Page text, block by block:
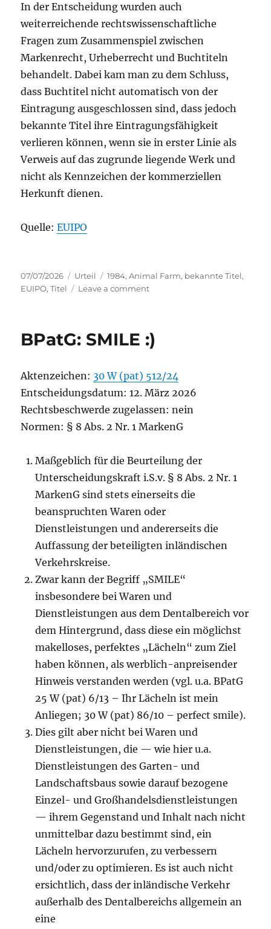
In der Entscheidung wurden auch
weiterreichende rechtswissenschaftliche
Fragen zum Zusammenspiel zwischen
Markenrecht, Urheberrecht und Buchtiteln
behandelt. Dabei kam man zu dem Schluss,
dass Buchtitel nicht automatisch von der
Eintragung ausgeschlossen sind, dass jedoch
bekannte Titel ihre Eintragungsfähigkeit
verlieren können, wenn sie in erster Linie als
Verweis auf das zugrunde liegende Werk und
nicht als Kennzeichen der kommerziellen
Herkunft dienen.
Quelle:EUIPO
Posted
on
07/07/2026 Categories
Urteil Tags
1984,Animal Farm, bekannte Titel,
EUIPO,Titel Leave a commenton
und
1984
Entscheidung
für
Titel
BPatG: SMILE :)
Aktenzeichen: 30 W (pat) 512/24
Entscheidungsdatum: 12. März 2026
Rechtsbeschwerde zugelassen: nein
Normen: § 8 Abs. 2 Nr. 1 MarkenG
Maßgeblich für die Beurteilung der
Unterscheidungskraft i.S.v. § 8 Abs. 2 Nr. 1
MarkenG sind stets einerseits die
beanspruchten Waren oder
Dienstleistungen und andererseits die
Auffassung der beteiligten inländischen
Verkehrskreise.
Zwar kann der Begriff „SMILE“
insbesondere bei Waren und
Dienstleistungen aus dem Dentalbereich vor
dem Hintergrund, dass diese ein möglichst
makelloses, perfektes „Lächeln“ zum Ziel
haben können, als werblich-anpreisender
Hinweis verstanden werden (vgl. u.a. BPatG
25 W (pat) 6/13 – Ihr Lächeln ist mein
Anliegen; 30 W (pat) 86/10 – perfect smile).
Dies gilt aber nicht bei Waren und
Dienstleistungen, die — wie hier u.a.
Dienstleistungen des Garten- und
Landschaftsbaus sowie darauf bezogene
Einzel- und Großhandelsdienstleistungen
— ihrem Gegenstand und Inhalt nach nicht
unmittelbar dazu bestimmt sind, ein
Lächeln hervorzurufen, zu verbessern
und/oder zu optimieren. Es ist auch nicht
ersichtlich, dass der inländische Verkehr
außerhalb des Dentalbereichs allgemein an
eine